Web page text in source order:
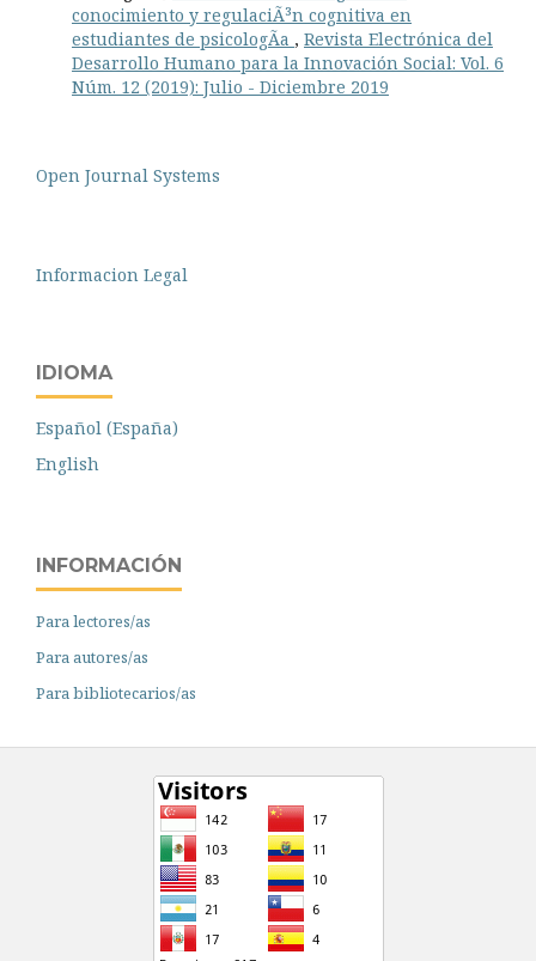
conocimiento y regulaciÃ³n cognitiva en
estudiantes de psicologÃ­a , Revista Electrónica del
Desarrollo Humano para la Innovación Social: Vol. 6
Núm. 12 (2019): Julio - Diciembre 2019
Open Journal Systems
Informacion Legal
IDIOMA
Español (España)
English
INFORMACIÓN
Para lectores/as
Para autores/as
Para bibliotecarios/as